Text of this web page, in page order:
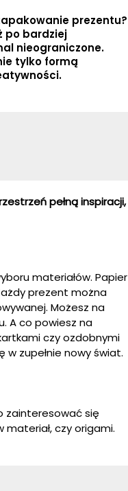
prezentu?
po bardziej
nieograniczone.
tylko formą
pełną inspiracji,
materiałów. Papier
prezent można
Możesz na
A co powiesz na
czy ozdobnymi
zupełnie nowy świat.
zainteresować się
czy origami.